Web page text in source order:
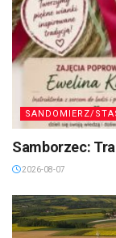
SANDOMIERZ/
Samborzec:
2026-08-07